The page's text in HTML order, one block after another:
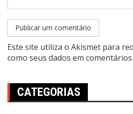
Este site utiliza o Akismet para
como seus dados em
CATEGORIAS